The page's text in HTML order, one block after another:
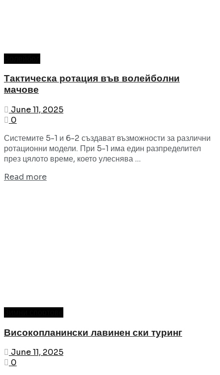
Тактическа ротация във волейболни
мачове
June 11, 2025
0
Системите 5-1 и 6-2 създават възможности за различни
ротационни модели. При 5-1 има един разпределител
през цялото време, което улеснява ...
Read more
Високопланински лавинен ски туринг
June 11, 2025
0